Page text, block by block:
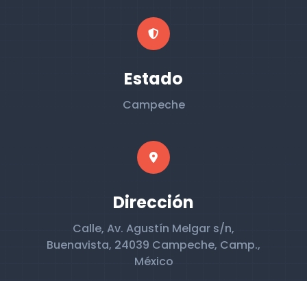
Estado
Campeche
Dirección
Calle, Av. Agustín Melgar s/n,
Buenavista, 24039 Campeche, Camp.,
México